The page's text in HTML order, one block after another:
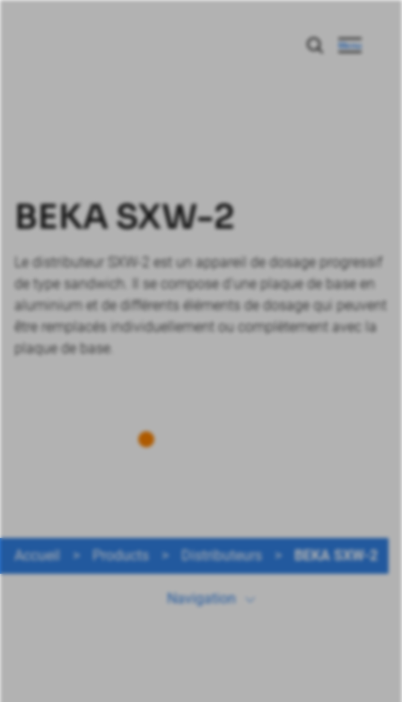
Menu
BEKA SXW-2
Le distributeur SXW-2 est un appareil de dosage progressif
de type sandwich. Il se compose d'une plaque de base en
aluminium et de différents éléments de dosage qui peuvent
être remplacés individuellement ou complètement avec la
plaque de base.
Accueil > Products > Distributeurs > BEKA SXW-2
Navigation
Généralités
Données techniques